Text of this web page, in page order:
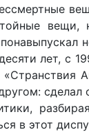
вещи,
лет, с
в этот